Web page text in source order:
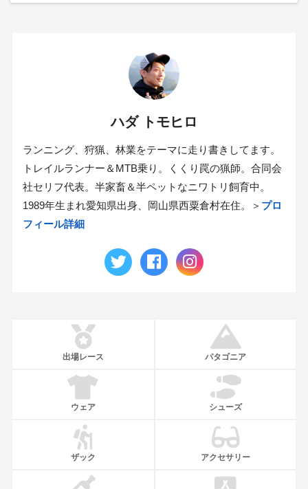
ハダ トモヒロ
ランニング、狩猟、林業をテーマに走り書きしてます。
トレイルランナー＆MTB乗り。くくり罠の猟師。合同会
社セリフ代表。半家畜＆半ペットなニワトリ飼育中。
1989年生まれ愛知県出身、岡山県西粟倉村在住。＞ プロ
フィール詳細
出場レース パタゴニア
ウェア シューズ
ザック アクセサリー